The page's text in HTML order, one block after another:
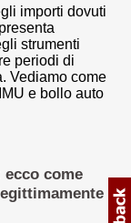
importi dovuti
strumenti
periodi di
Vediamo come
e bollo auto
ecco come